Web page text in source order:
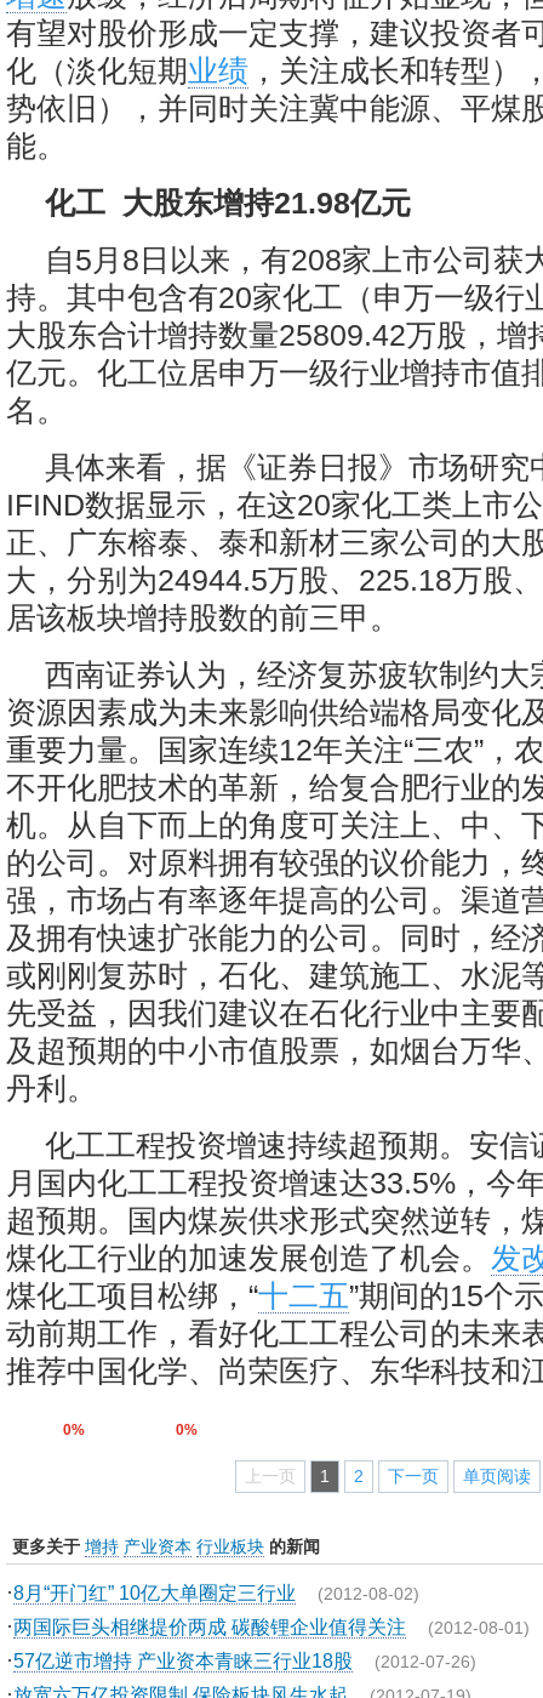
有望对股价形成一定支撑，建议投资者
化（淡化短期业绩 ，关注成长和转型）
势依旧），并同时关注冀中能源、平煤
能。
化工 大股东增持21.98亿元
自5月8日以来，有208家上市公司获
持。其中包含有20家化工（申万一级行
大股东合计增持数量25809.42万股，增
亿元。化工位居申万一级行业增持市值
名。
具体来看，据《证券日报》市场研究
IFIND数据显示，在这20家化工类上市
正、广东榕泰、泰和新材三家公司的大
大，分别为24944.5万股、225.18万股
居该板块增持股数的前三甲。
西南证券认为，经济复苏疲软制约大
资源因素成为未来影响供给端格局变化
重要力量。国家连续12年关注“三农”，
不开化肥技术的革新，给复合肥行业的
机。从自下而上的角度可关注上、中、
的公司。对原料拥有较强的议价能力，
强，市场占有率逐年提高的公司。渠道
及拥有快速扩张能力的公司。同时，经
或刚刚复苏时，石化、建筑施工、水泥
先受益，因我们建议在石化行业中主要
及超预期的中小市值股票，如烟台万华
丹利。
化工工程投资增速持续超预期。安信
月国内化工工程投资增速达33.5%，今
超预期。国内煤炭供求形式突然逆转，
煤化工行业的加速发展创造了机会。 发
煤化工项目松绑，“十二五”期间的15个
动前期工作，看好化工工程公司的未来
推荐中国化学、尚荣医疗、东华科技和
0% 0%
上一页 1 2 下一页 单页阅读
更多关于 增持 产业资本 行业板块 的新闻
·8月“开门红” 10亿大单圈定三行业 (2012-08-02)
·两国际巨头相继提价两成 碳酸锂企业值得关注 (2012-08-01)
·57亿逆市增持 产业资本青睐三行业18股 (2012-07-26)